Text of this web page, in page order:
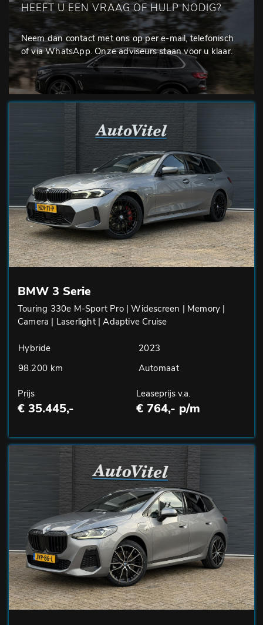
HEEFT U EEN VRAAG OF HULP NODIG?
Neem dan contact met ons op per e-mail, telefonisch
of via WhatsApp. Onze adviseurs staan voor u klaar.
BMW 3 Serie
Touring 330e M-Sport Pro | Widescreen | Memory |
Camera | Laserlight | Adaptive Cruise
Hybride
2023
98.200 km
Automaat
Prijs
€ 35.445,-
Leaseprijs v.a.
€ 764,- p/m